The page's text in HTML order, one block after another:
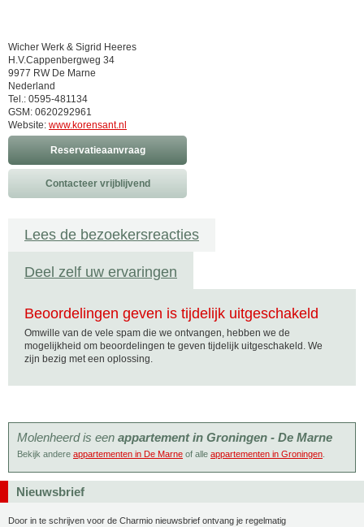
Wicher Werk & Sigrid Heeres
H.V.Cappenbergweg 34
9977 RW De Marne
Nederland
Tel.: 0595-481134
GSM: 0620292961
Website: www.korensant.nl
Reservatieaanvraag
Contacteer vrijblijvend
Lees de bezoekersreacties
Deel zelf uw ervaringen
Beoordelingen geven is tijdelijk uitgeschakeld
Omwille van de vele spam die we ontvangen, hebben we de
mogelijkheid om beoordelingen te geven tijdelijk uitgeschakeld. We
zijn bezig met een oplossing.
Molenheerd is een appartement in Groningen - De Marne
Bekijk andere appartementen in De Marne of alle appartementen in Groningen
Nieuwsbrief
Door in te schrijven voor de Charmio nieuwsbrief ontvang je regelmatig